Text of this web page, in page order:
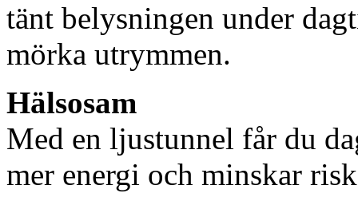
tänt belysningen under
mörka utrymmen.
Hälsosam
Med en ljustunnel får du
mer energi och minskar